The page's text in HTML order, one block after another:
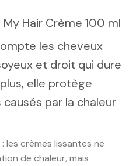
Hair Crème 100 ml
les cheveux
et droit qui dure
elle protège
par la chaleur
: les crèmes lissantes ne
de chaleur, mais